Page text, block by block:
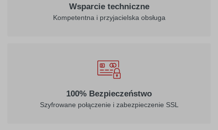
Wsparcie techniczne
Kompetentna i przyjacielska obsługa
100% Bezpieczeństwo
Szyfrowane połączenie i zabezpieczenie SSL